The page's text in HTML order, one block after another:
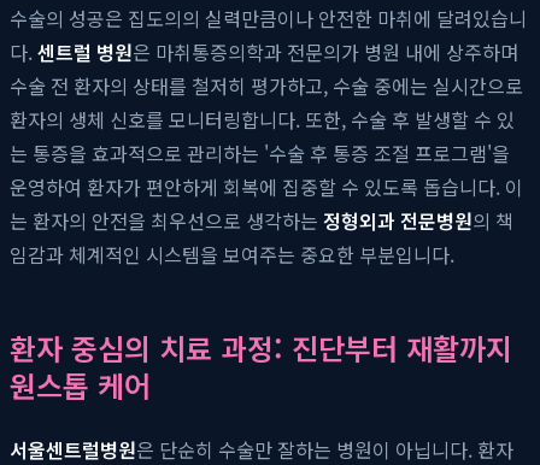
수술의 성공은 집도의의 실력만큼이나 안전한 마취에 달려있습니
다.센트럴 병원은 마취통증의학과 전문의가 병원 내에 상주하며
수술 전 환자의 상태를 철저히 평가하고, 수술 중에는 실시간으로
환자의 생체 신호를 모니터링합니다. 또한, 수술 후 발생할 수 있
는 통증을 효과적으로 관리하는 '수술 후 통증 조절 프로그램'을
운영하여 환자가 편안하게 회복에 집중할 수 있도록 돕습니다. 이
는 환자의 안전을 최우선으로 생각하는 정형외과 전문병원의 책
임감과 체계적인 시스템을 보여주는 중요한 부분입니다.
환자 중심의 치료 과정: 진단부터 재활까지
원스톱 케어
서울센트럴병원은 단순히 수술만 잘하는 병원이 아닙니다. 환자